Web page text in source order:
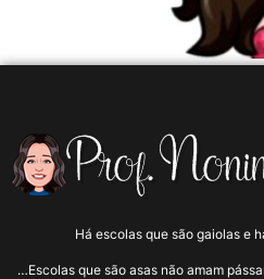
Há escolas que são gaiolas e
…Escolas que são asas não amam